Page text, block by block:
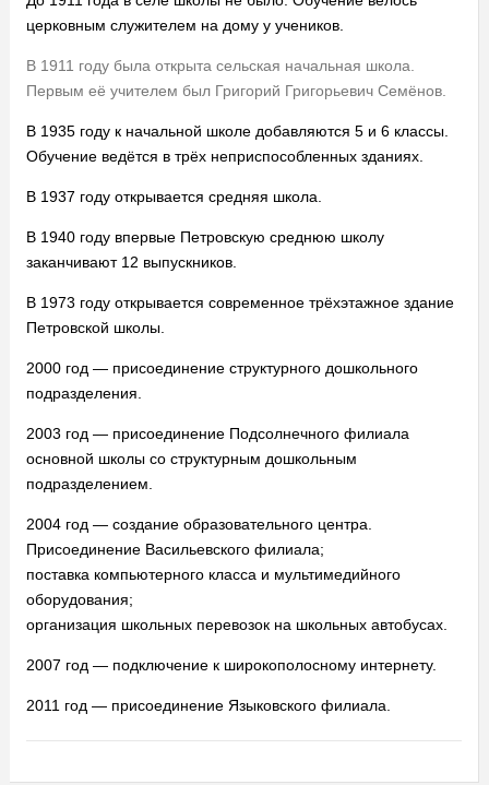
церковным служителем на дому у учеников.
В 1911 году была открыта сельская начальная школа.
Первым её учителем был Григорий Григорьевич Семёнов.
В 1935 году к начальной школе добавляются 5 и 6 классы.
Обучение ведётся в трёх неприспособленных зданиях.
В 1937 году открывается средняя школа.
В 1940 году впервые Петровскую среднюю школу
заканчивают 12 выпускников.
В 1973 году открывается современное трёхэтажное здание
Петровской школы.
2000 год — присоединение структурного дошкольного
подразделения.
2003 год — присоединение Подсолнечного филиала
основной школы со структурным дошкольным
подразделением.
2004 год — создание образовательного центра.
Присоединение Васильевского филиала;
поставка компьютерного класса и мультимедийного
оборудования;
организация школьных перевозок на школьных автобусах.
2007 год — подключение к широкополосному интернету.
2011 год — присоединение Языковского филиала.